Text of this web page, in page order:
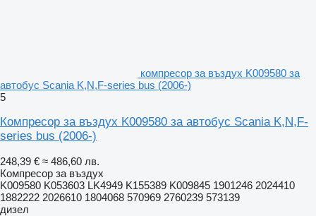
компресор за въздух K009580 за
автобус Scania K,N,F-series bus (2006-)
5
Компресор за въздух K009580 за автобус Scania K,N,F-
series bus (2006-)
248,39 € ≈ 486,60 лв.
Компресор за въздух
K009580 K053603 LK4949 K155389 K009845 1901246 2024410
1882222 2026610 1804068 570969 2760239 573139
дизел